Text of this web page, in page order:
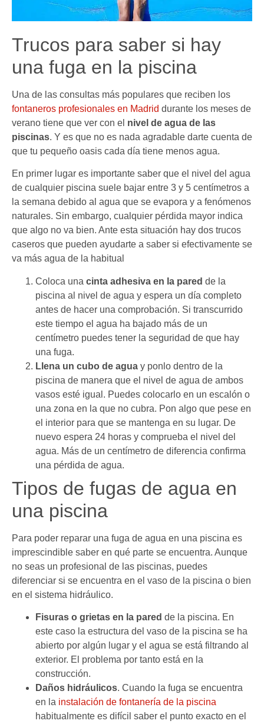
Trucos para saber si hay
una fuga en la piscina
Una de las consultas más populares que reciben los
fontaneros profesionales en Madrid durante los meses de
verano tiene que ver con el nivel de agua de las
piscinas. Y es que no es nada agradable darte cuenta de
que tu pequeño oasis cada día tiene menos agua.
En primer lugar es importante saber que el nivel del agua
de cualquier piscina suele bajar entre 3 y 5 centímetros a
la semana debido al agua que se evapora y a fenómenos
naturales. Sin embargo, cualquier pérdida mayor indica
que algo no va bien. Ante esta situación hay dos trucos
caseros que pueden ayudarte a saber si efectivamente se
va más agua de la habitual
Coloca una cinta adhesiva en la pared de la
piscina al nivel de agua y espera un día completo
antes de hacer una comprobación. Si transcurrido
este tiempo el agua ha bajado más de un
centímetro puedes tener la seguridad de que hay
una fuga.
Llena un cubo de agua y ponlo dentro de la
piscina de manera que el nivel de agua de ambos
vasos esté igual. Puedes colocarlo en un escalón o
una zona en la que no cubra. Pon algo que pese en
el interior para que se mantenga en su lugar. De
nuevo espera 24 horas y comprueba el nivel del
agua. Más de un centímetro de diferencia confirma
una pérdida de agua.
Tipos de fugas de agua en
una piscina
Para poder reparar una fuga de agua en una piscina es
imprescindible saber en qué parte se encuentra. Aunque
no seas un profesional de las piscinas, puedes
diferenciar si se encuentra en el vaso de la piscina o bien
en el sistema hidráulico.
Fisuras o grietas en la pared de la piscina. En
este caso la estructura del vaso de la piscina se ha
abierto por algún lugar y el agua se está filtrando al
exterior. El problema por tanto está en la
construcción.
Daños hidráulicos. Cuando la fuga se encuentra
en la instalación de fontanería de la piscina
habitualmente es difícil saber el punto exacto en el